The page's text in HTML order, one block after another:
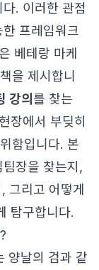
. 이러한 관점
프레임워크
베테랑 마케
을 제시합니
강의 를 찾는
장에서 부딪히
함입니다. 본
장을 찾는지,
그리고 어떻게
탐구합니다.
양날의 검과 같